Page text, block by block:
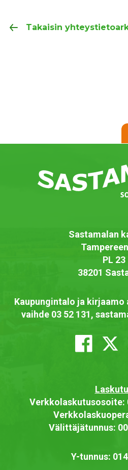
Takaisin
Sastamalan
PL 23
38201
Kaupungintalo ja kirjaamo
vaihde 03 52 131,
Verkkolaskutusosoite:
Välittäjätunnus:
Y-tunnus: